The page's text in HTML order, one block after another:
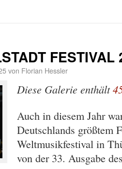
von Florian Hessler
Diese Galerie enthält
Auch in diesem Jahr
Deutschlands größtem
Weltmusikfestival in
von der 33. Ausgabe